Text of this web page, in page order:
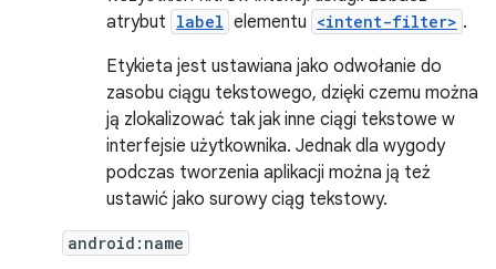
atrybut label elementu <intent-filter> .
Etykieta jest ustawiana jako odwołanie do
zasobu ciągu tekstowego, dzięki czemu można
ją zlokalizować tak jak inne ciągi tekstowe w
interfejsie użytkownika. Jednak dla wygody
podczas tworzenia aplikacji można ją też
ustawić jako surowy ciąg tekstowy.
android:name